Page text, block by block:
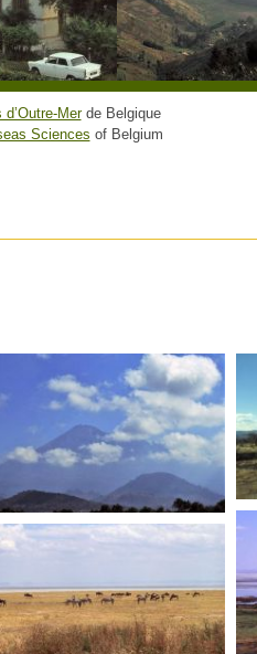
Merde Belgique
Sciences of Belgium